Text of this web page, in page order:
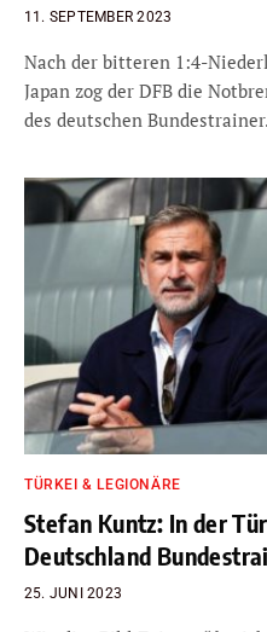
11. SEPTEMBER 2023
Nach der bitteren 1:4-
Japan zog der DFB die
des deutschen
TÜRKEI & LEGIONÄRE
Stefan Kuntz: In der
Deutschland
25. JUNI 2023